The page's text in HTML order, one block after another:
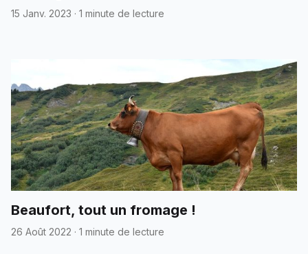
15 Janv. 2023 · 1 minute de lecture
Beaufort, tout un fromage !
26 Août 2022 · 1 minute de lecture